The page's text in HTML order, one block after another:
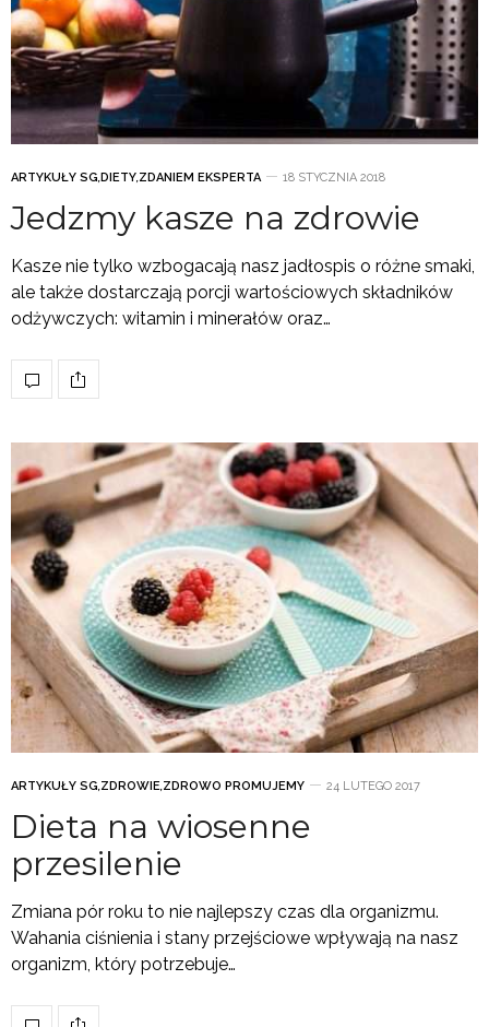
ARTYKUŁY SG,DIETY,ZDANIEM EKSPERTA 18 STYCZNIA 2018
Jedzmy kasze na zdrowie
Kasze nie tylko wzbogacają nasz jadłospis o różne smaki,
ale także dostarczają porcji wartościowych składników
odżywczych: witamin i minerałów oraz…
ARTYKUŁY SG,ZDROWIE,ZDROWO PROMUJEMY 24 LUTEGO 2017
Dieta na wiosenne
przesilenie
Zmiana pór roku to nie najlepszy czas dla organizmu.
Wahania ciśnienia i stany przejściowe wpływają na nasz
organizm, który potrzebuje…